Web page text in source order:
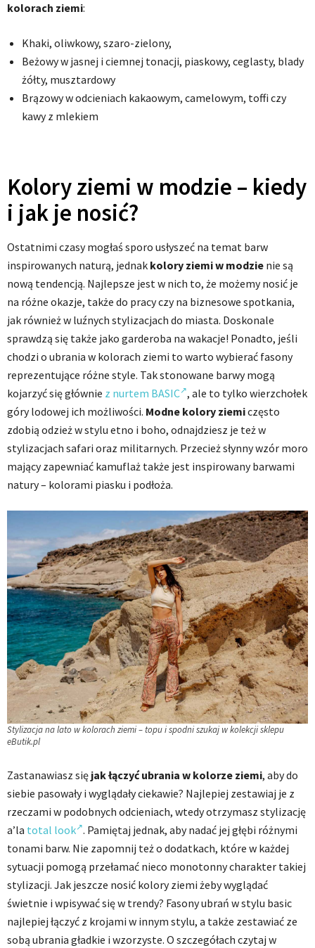
kolorach ziemi:
Khaki, oliwkowy, szaro-zielony,
Beżowy w jasnej i ciemnej tonacji, piaskowy, ceglasty, blady
żółty, musztardowy
Brązowy w odcieniach kakaowym, camelowym, toffi czy
kawy z mlekiem
Kolory ziemi w modzie – kiedy
i jak je nosić?
Ostatnimi czasy mogłaś sporo usłyszeć na temat barw
inspirowanych naturą, jednak kolory ziemi w modzie nie są
nową tendencją. Najlepsze jest w nich to, że możemy nosić je
na różne okazje, także do pracy czy na biznesowe spotkania,
jak również w luźnych stylizacjach do miasta. Doskonale
sprawdzą się także jako garderoba na wakacje! Ponadto, jeśli
chodzi o ubrania w kolorach ziemi to warto wybierać fasony
reprezentujące różne style. Tak stonowane barwy mogą
kojarzyć się głównie z nurtem BASIC , ale to tylko wierzchołek
góry lodowej ich możliwości. Modne kolory ziemiczęsto
zdobią odzież w stylu etno i boho, odnajdziesz je też w
stylizacjach safari oraz militarnych. Przecież słynny wzór moro
mający zapewniać kamuflaż także jest inspirowany barwami
natury – kolorami piasku i podłoża.
Stylizacja na lato w kolorach ziemi – topu i spodni szukaj w kolekcji sklepu
eButik.pl
Zastanawiasz się jak łączyć ubrania w kolorze ziemi, aby do
siebie pasowały i wyglądały ciekawie? Najlepiej zestawiaj je z
rzeczami w podobnych odcieniach, wtedy otrzymasz stylizację
a’la total look . Pamiętaj jednak, aby nadać jej głębi różnymi
tonami barw. Nie zapomnij też o dodatkach, które w każdej
sytuacji pomogą przełamać nieco monotonny charakter takiej
stylizacji. Jak jeszcze nosić kolory ziemi żeby wyglądać
świetnie i wpisywać się w trendy? Fasony ubrań w stylu basic
najlepiej łączyć z krojami w innym stylu, a także zestawiać ze
sobą ubrania gładkie i wzorzyste. O szczegółach czytaj w